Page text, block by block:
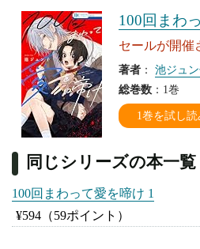
100回まわ
セールが開催
著者 ： 池ジュ
総巻数 ：1巻
1巻を試し読
同じシリーズの本一覧
100回まわって愛を啼け 1
¥594 （59ポイント）